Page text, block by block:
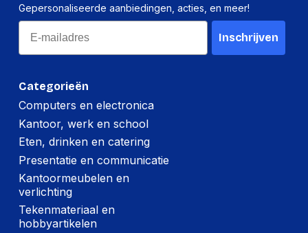
Categorieën
Computers en electronica
Kantoor, werk en school
Eten, drinken en catering
Presentatie en communicatie
Kantoormeubelen en
verlichting
Tekenmateriaal en
hobbyartikelen
Gepersonaliseerde aanbiedingen, acties, en meer!
Email
Inschrijven